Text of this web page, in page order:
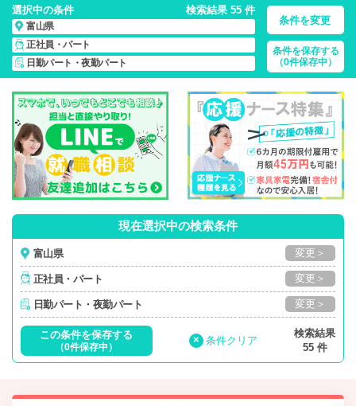
選択中の条件 検索結果 55 件
富山県
正社員・パート
日勤パート・夜勤パート
条件を変更
条件を保存する
（0件保存中）
富山県/日勤パート・夜勤パート/正社員・パート
の 看護師求
人・派遣・転職・募集一覧
現在選択中の検索条件
富山県 変更＞
正社員・パート 変更＞
日勤パート・夜勤パート 変更＞
この条件を保存する
（0件保存中）
× 条件クリア
検索結果
55 件